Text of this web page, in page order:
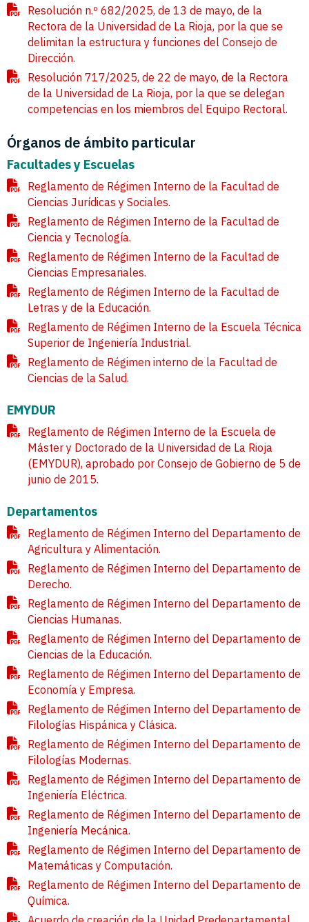
Resolución n.º 682/2025, de 13 de mayo, de la
Rectora de la Universidad de La Rioja, por la que se
delimitan la estructura y funciones del Consejo de
Dirección.
Resolución 717/2025, de 22 de mayo, de la Rectora
de la Universidad de La Rioja, por la que se delegan
competencias en los miembros del Equipo Rectoral.
Órganos de ámbito particular
Facultades y Escuelas
Reglamento de Régimen Interno de la Facultad de
Ciencias Jurídicas y Sociales.
Reglamento de Régimen Interno de la Facultad de
Ciencia y Tecnología.
Reglamento de Régimen Interno de la Facultad de
Ciencias Empresariales.
Reglamento de Régimen Interno de la Facultad de
Letras y de la Educación.
Reglamento de Régimen Interno de la Escuela Técnica
Superior de Ingeniería Industrial.
Reglamento de Régimen interno de la Facultad de
Ciencias de la Salud.
EMYDUR
Reglamento de Régimen Interno de la Escuela de
Máster y Doctorado de la Universidad de La Rioja
(EMYDUR), aprobado por Consejo de Gobierno de 5 de
junio de 2015.
Departamentos
Reglamento de Régimen Interno del Departamento de
Agricultura y Alimentación.
Reglamento de Régimen Interno del Departamento de
Derecho.
Reglamento de Régimen Interno del Departamento de
Ciencias Humanas.
Reglamento de Régimen Interno del Departamento de
Ciencias de la Educación.
Reglamento de Régimen Interno del Departamento de
Economía y Empresa.
Reglamento de Régimen Interno del Departamento de
Filologías Hispánica y Clásica.
Reglamento de Régimen Interno del Departamento de
Filologías Modernas.
Reglamento de Régimen Interno del Departamento de
Ingeniería Eléctrica.
Reglamento de Régimen Interno del Departamento de
Ingeniería Mecánica.
Reglamento de Régimen Interno del Departamento de
Matemáticas y Computación.
Reglamento de Régimen Interno del Departamento de
Química.